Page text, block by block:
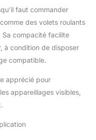
faut commander
des volets roulants
Sa compacité facilite
à condition de disposer
compatible.
apprécié pour
appareillages visibles,